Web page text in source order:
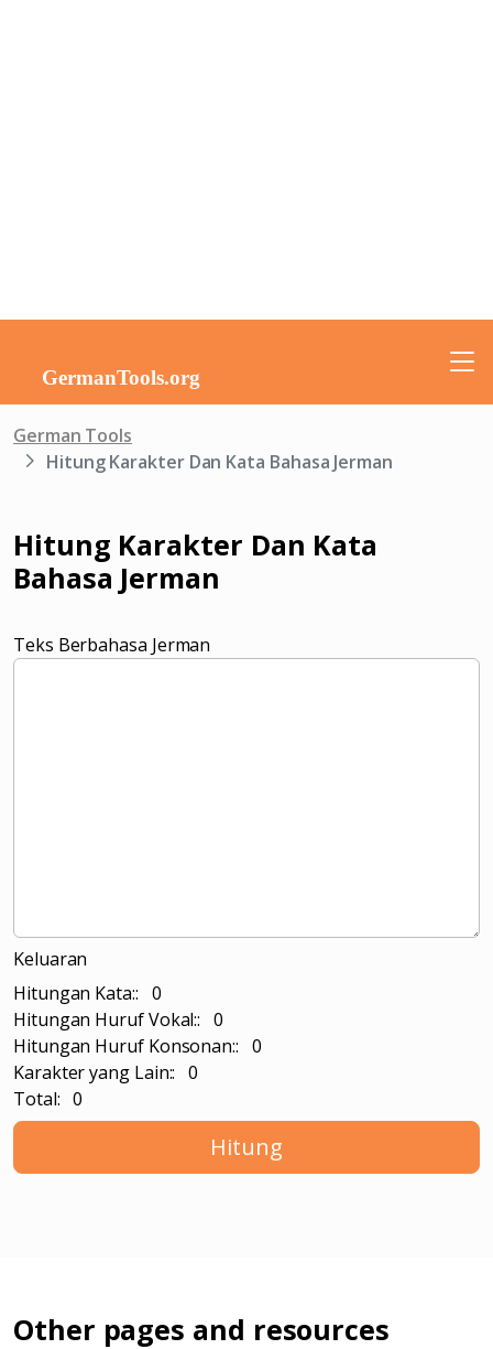
German Tools
Hitung Karakter Dan Kata Bahasa Jerman
Hitung Karakter Dan Kata
Bahasa Jerman
Teks Berbahasa Jerman
Keluaran
Hitungan Kata:: 0
Hitungan Huruf Vokal:: 0
Hitungan Huruf Konsonan:: 0
Karakter yang Lain:: 0
Total: 0
Hitung
Other pages and resources